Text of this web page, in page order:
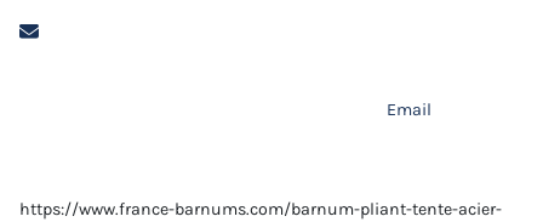
Email
https://www.france-barnums.com/barnum-pliant-tente-acier-